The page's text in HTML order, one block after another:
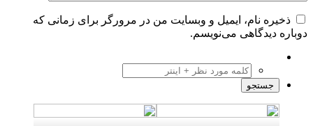
ذخیره نام، ایمیل و وبسایت من در مرورگر برای زمانی که
دوباره دیدگاهی می‌نویسم.